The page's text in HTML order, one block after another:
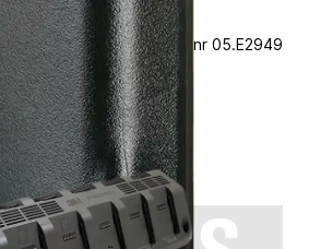
Vårt art.nr 05.E2949